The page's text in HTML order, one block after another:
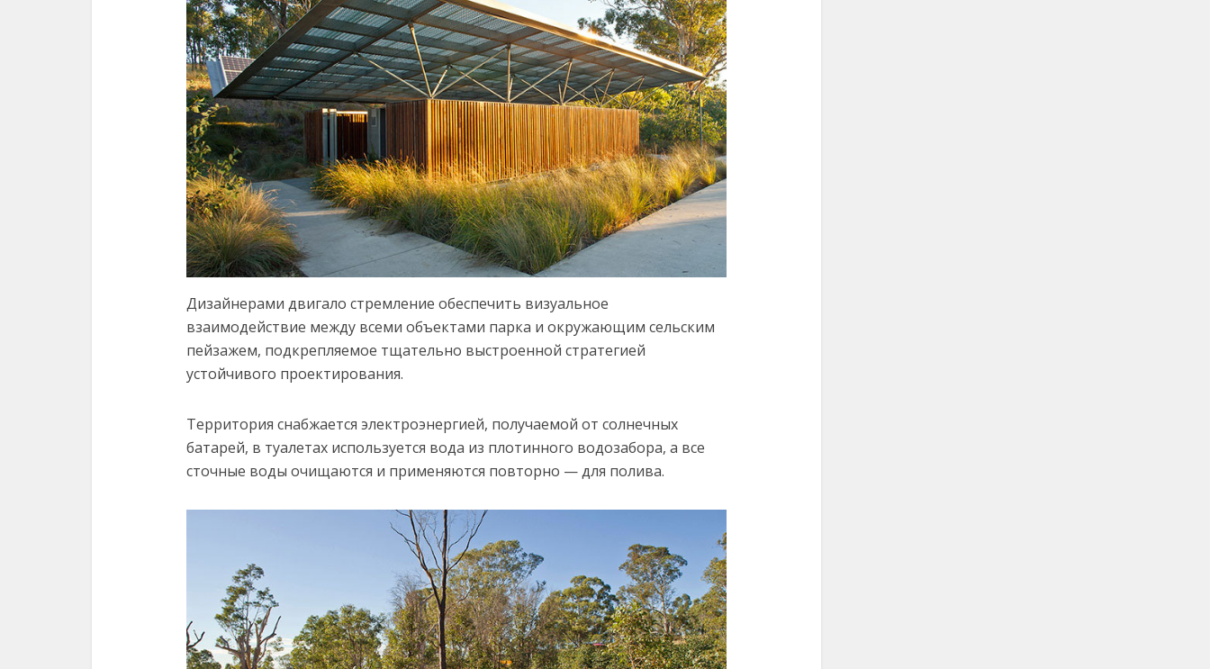
Дизайнерами двигало стремление обеспечить визуальное
взаимодействие между всеми объектами парка и окружающим сельским
пейзажем, подкрепляемое тщательно выстроенной стратегией
устойчивого проектирования.
Территория снабжается электроэнергией, получаемой от солнечных
батарей, в туалетах используется вода из плотинного водозабора, а все
сточные воды очищаются и применяются повторно — для полива.